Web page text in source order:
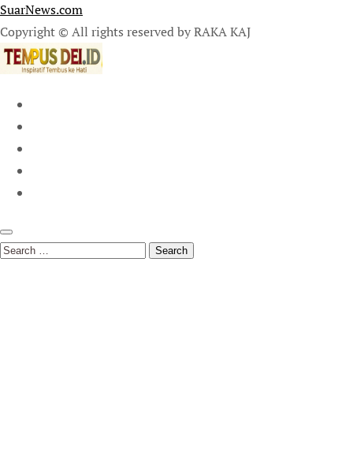
SuarNews.com
Copyright © All rights reserved by RAKA KAJ
Search